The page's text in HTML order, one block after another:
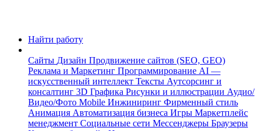
Найти работу
Сайты Дизайн Продвижение сайтов (SEO, GEO)
Реклама и Маркетинг Программирование AI —
искусственный интеллект Тексты Аутсорсинг и
консалтинг 3D Графика Рисунки и иллюстрации Аудио/
Видео/Фото Mobile Инжиниринг Фирменный стиль
Анимация Автоматизация бизнеса Игры Маркетплейс
менеджмент Социальные сети Мессенджеры Браузеры